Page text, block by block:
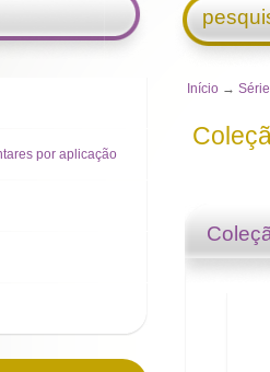
Início →
por aplicação